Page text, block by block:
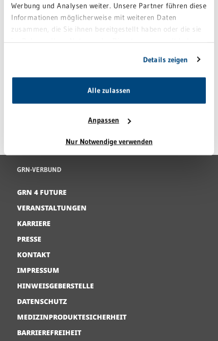
Werbung und Analysen weiter. Unsere Partner führen diese
Informationen möglicherweise mit weiteren Daten
zusammen, die Sie ihnen bereitgestellt haben oder die sie
im Rahmen Ihrer Nutzung der Dienste gesammelt haben.
Details zeigen
Alle zulassen
Anpassen
Nur Notwendige verwenden
GRN-KLINIK SINSHEIM
Letzte Änderung: 06. Februar 2025
GRN-VERBUND
GRN 4 FUTURE
VERANSTALTUNGEN
KARRIERE
PRESSE
KONTAKT
IMPRESSUM
HINWEISGEBERSTELLE
DATENSCHUTZ
MEDIZINPRODUKTESICHERHEIT
BARRIEREFREIHEIT